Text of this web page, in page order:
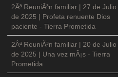
2Âª ReuniÃ³n familiar | 27 de Julio
de 2025 | Profeta renuente Dios
paciente - Tierra Prometida
2Âª ReuniÃ³n familiar | 20 de Julio
de 2025 | Una vez mÃ¡s - Tierra
Prometida